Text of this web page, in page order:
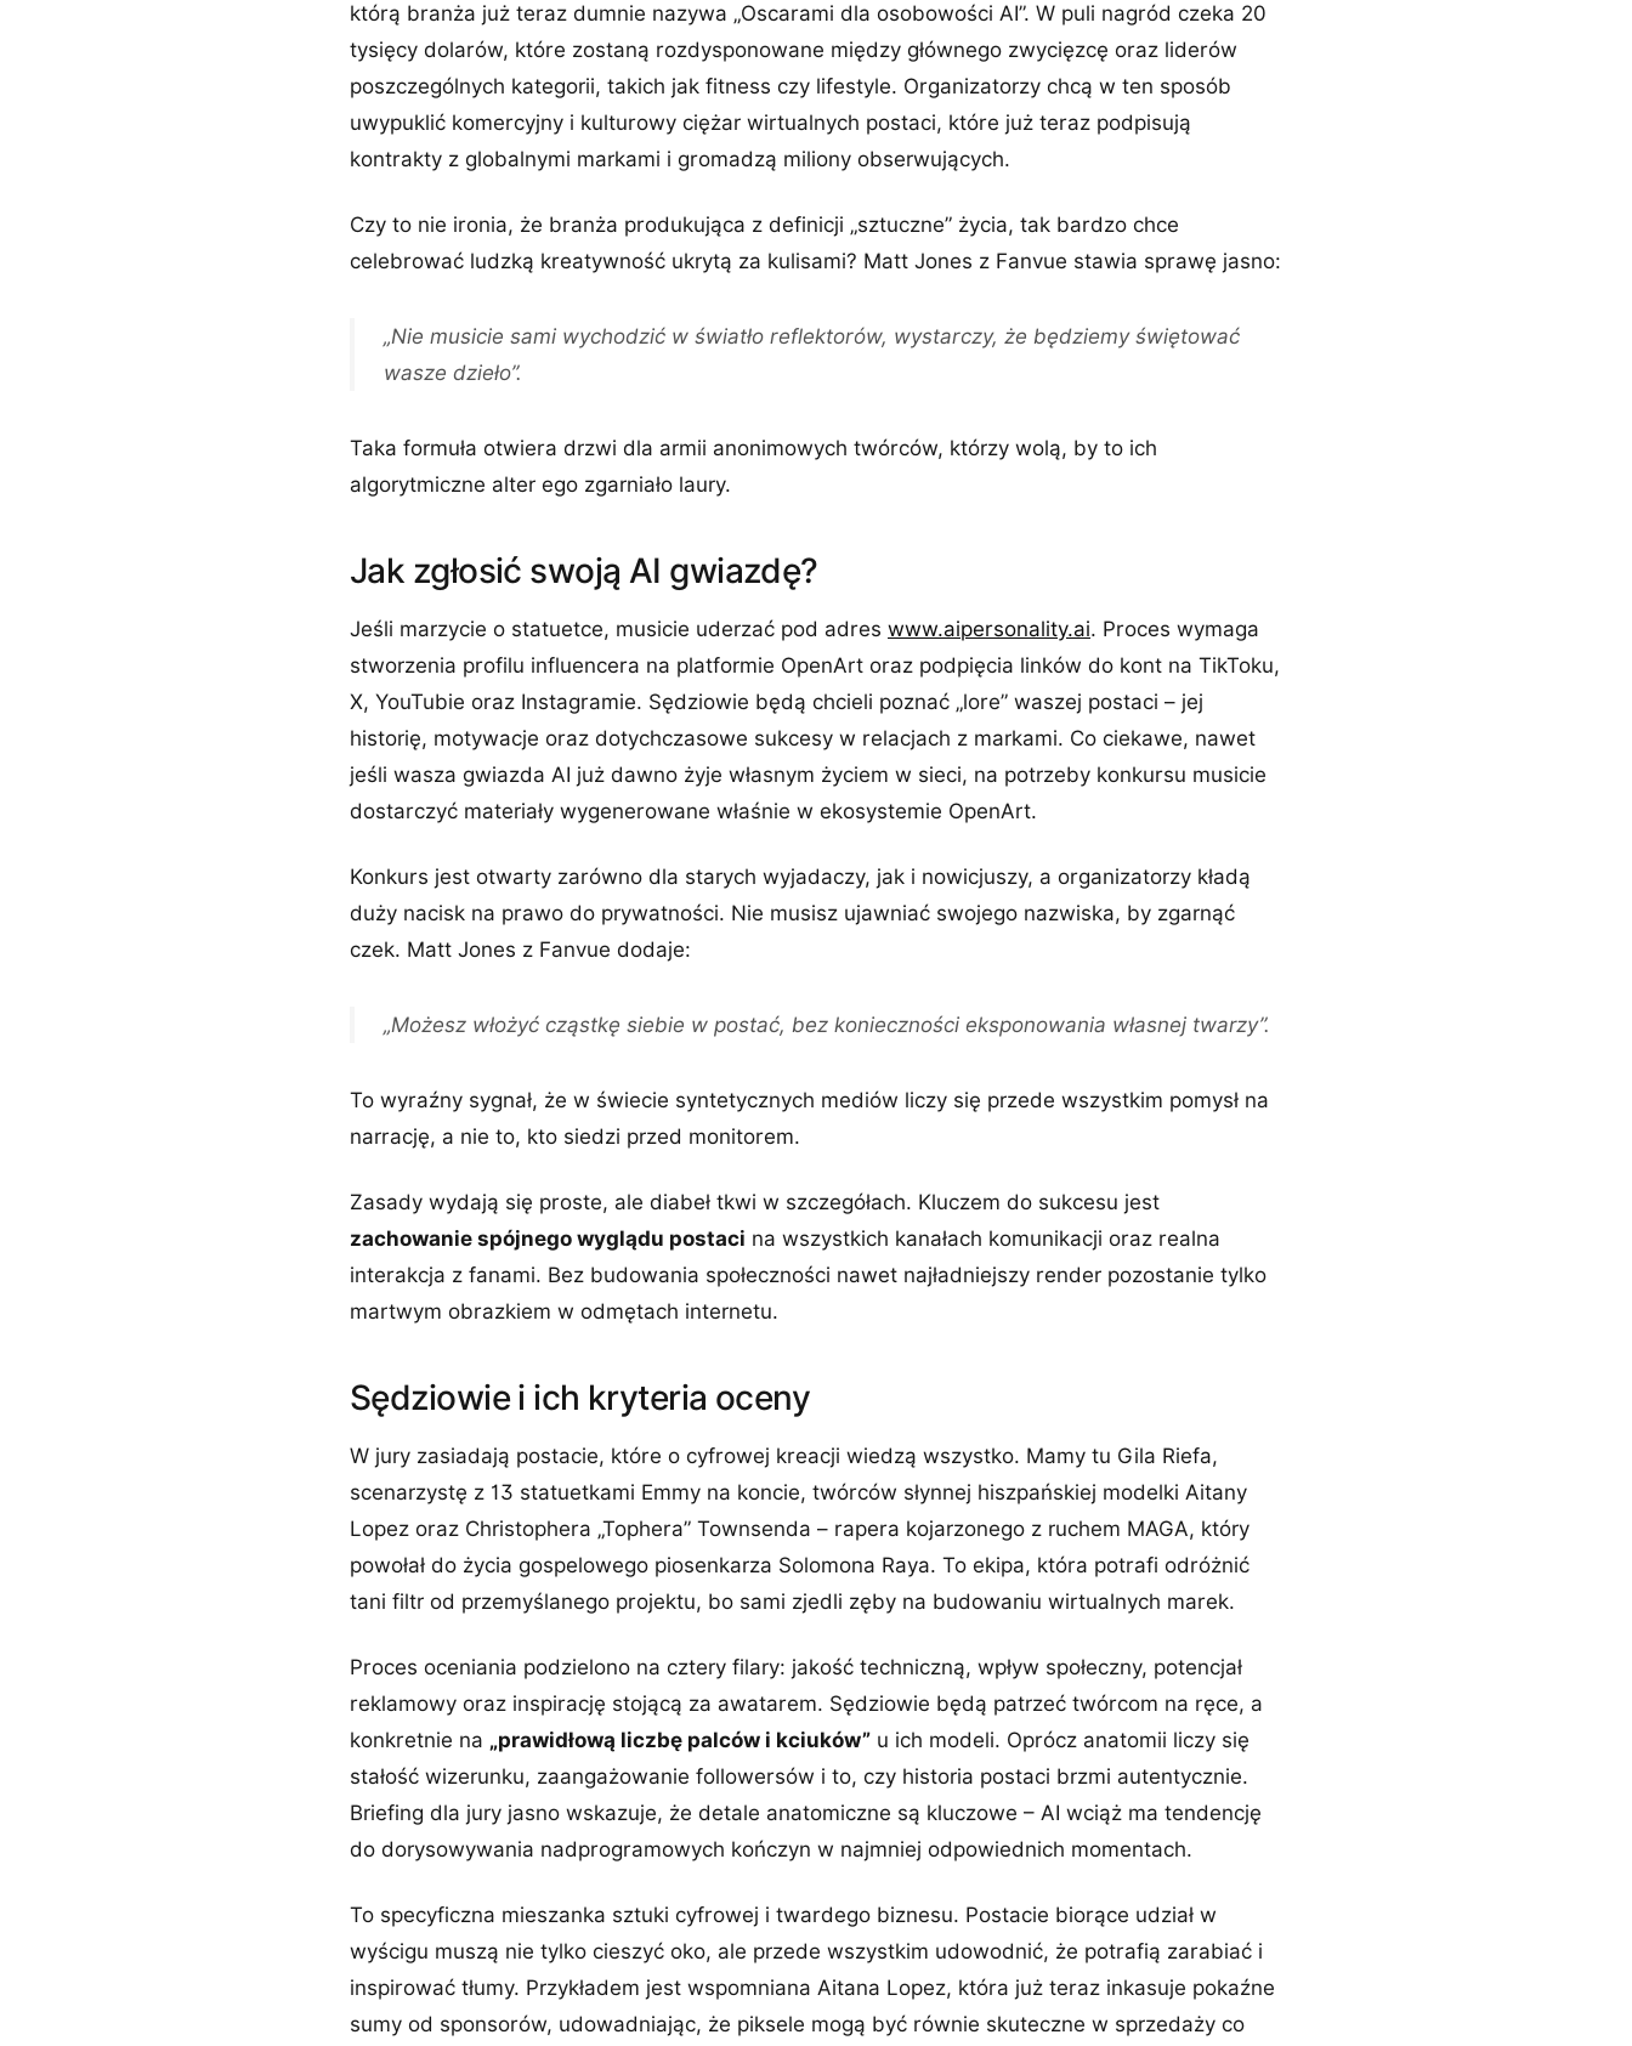
którą branża już teraz dumnie nazywa „Oscarami dla osobowości AI”. W puli nagród czeka 20
tysięcy dolarów, które zostaną rozdysponowane między głównego zwycięzcę oraz liderów
poszczególnych kategorii, takich jak fitness czy lifestyle. Organizatorzy chcą w ten sposób
uwypuklić komercyjny i kulturowy ciężar wirtualnych postaci, które już teraz podpisują
kontrakty z globalnymi markami i gromadzą miliony obserwujących.
Czy to nie ironia, że branża produkująca z definicji „sztuczne” życia, tak bardzo chce
celebrować ludzką kreatywność ukrytą za kulisami? Matt Jones z Fanvue stawia sprawę jasno:
„Nie musicie sami wychodzić w światło reflektorów, wystarczy, że będziemy świętować
wasze dzieło”.
Taka formuła otwiera drzwi dla armii anonimowych twórców, którzy wolą, by to ich
algorytmiczne alter ego zgarniało laury.
Jak zgłosić swoją AI gwiazdę?
Jeśli marzycie o statuetce, musicie uderzać pod adres www.aipersonality.ai. Proces wymaga
stworzenia profilu influencera na platformie OpenArt oraz podpięcia linków do kont na TikToku,
X, YouTubie oraz Instagramie. Sędziowie będą chcieli poznać „lore” waszej postaci – jej
historię, motywacje oraz dotychczasowe sukcesy w relacjach z markami. Co ciekawe, nawet
jeśli wasza gwiazda AI już dawno żyje własnym życiem w sieci, na potrzeby konkursu musicie
dostarczyć materiały wygenerowane właśnie w ekosystemie OpenArt.
Konkurs jest otwarty zarówno dla starych wyjadaczy, jak i nowicjuszy, a organizatorzy kładą
duży nacisk na prawo do prywatności. Nie musisz ujawniać swojego nazwiska, by zgarnąć
czek. Matt Jones z Fanvue dodaje:
„Możesz włożyć cząstkę siebie w postać, bez konieczności eksponowania własnej twarzy”.
To wyraźny sygnał, że w świecie syntetycznych mediów liczy się przede wszystkim pomysł na
narrację, a nie to, kto siedzi przed monitorem.
Zasady wydają się proste, ale diabeł tkwi w szczegółach. Kluczem do sukcesu jest
zachowanie spójnego wyglądu postaci na wszystkich kanałach komunikacji oraz realna
interakcja z fanami. Bez budowania społeczności nawet najładniejszy render pozostanie tylko
martwym obrazkiem w odmętach internetu.
Sędziowie i ich kryteria oceny
W jury zasiadają postacie, które o cyfrowej kreacji wiedzą wszystko. Mamy tu Gila Riefa,
scenarzystę z 13 statuetkami Emmy na koncie, twórców słynnej hiszpańskiej modelki Aitany
Lopez oraz Christophera „Tophera” Townsenda – rapera kojarzonego z ruchem MAGA, który
powołał do życia gospelowego piosenkarza Solomona Raya. To ekipa, która potrafi odróżnić
tani filtr od przemyślanego projektu, bo sami zjedli zęby na budowaniu wirtualnych marek.
Proces oceniania podzielono na cztery filary: jakość techniczną, wpływ społeczny, potencjał
reklamowy oraz inspirację stojącą za awatarem. Sędziowie będą patrzeć twórcom na ręce, a
konkretnie na „prawidłową liczbę palców i kciuków” u ich modeli. Oprócz anatomii liczy się
stałość wizerunku, zaangażowanie followersów i to, czy historia postaci brzmi autentycznie.
Briefing dla jury jasno wskazuje, że detale anatomiczne są kluczowe – AI wciąż ma tendencję
do dorysowywania nadprogramowych kończyn w najmniej odpowiednich momentach.
To specyficzna mieszanka sztuki cyfrowej i twardego biznesu. Postacie biorące udział w
wyścigu muszą nie tylko cieszyć oko, ale przede wszystkim udowodnić, że potrafią zarabiać i
inspirować tłumy. Przykładem jest wspomniana Aitana Lopez, która już teraz inkasuje pokaźne
sumy od sponsorów, udowadniając, że piksele mogą być równie skuteczne w sprzedaży co